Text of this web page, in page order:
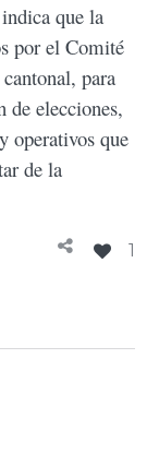
que la
por el Comité
para
de elecciones,
operativos que
de la
1